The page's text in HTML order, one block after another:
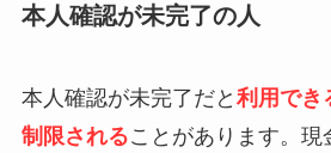
本人確認が未完了の人
本人確認が未完了だと 利用でき
制限されることがあります。現